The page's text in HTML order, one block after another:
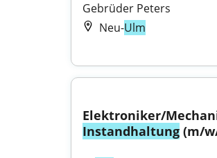
Gebrüder Peters
Neu-Ulm
Instandhaltung (m/